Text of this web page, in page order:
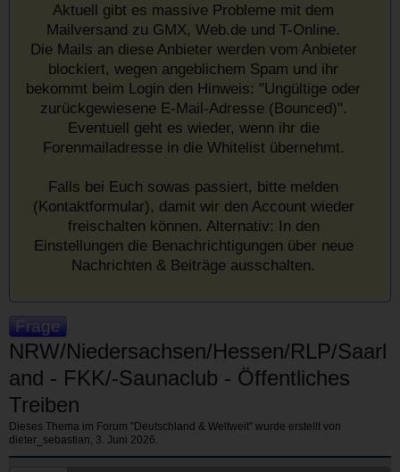
Aktuell gibt es massive Probleme mit dem
Mailversand zu GMX, Web.de und T-Online.
Die Mails an diese Anbieter werden vom Anbieter
blockiert, wegen angeblichem Spam und ihr
bekommt beim Login den Hinweis: "Ungültige oder
zurückgewiesene E-Mail-Adresse (Bounced)".
Eventuell geht es wieder, wenn ihr die
Forenmailadresse in die Whitelist übernehmt.
Falls bei Euch sowas passiert, bitte melden
(Kontaktformular), damit wir den Account wieder
freischalten können. Alternativ: In den
Einstellungen die Benachrichtigungen über neue
Nachrichten & Beiträge ausschalten.
Frage
NRW/Niedersachsen/Hessen/RLP/Saarl
and - FKK/-Saunaclub - Öffentliches
Treiben
Dieses Thema im Forum "Deutschland & Weltweit" wurde erstellt von
dieter_sebastian, 3. Juni 2026.